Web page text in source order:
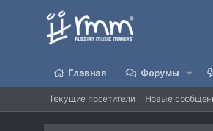
Главная Форумы
Текущие посетители Новые